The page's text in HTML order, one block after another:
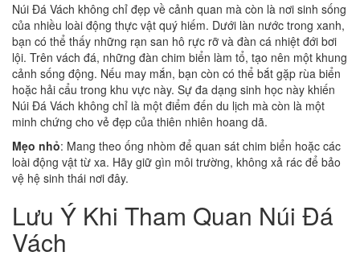
Núi Đá Vách không chỉ đẹp về cảnh quan mà còn là nơi sinh sống
của nhiều loài động thực vật quý hiếm. Dưới làn nước trong xanh,
bạn có thể thấy những rạn san hô rực rỡ và đàn cá nhiệt đới bơi
lội. Trên vách đá, những đàn chim biển làm tổ, tạo nên một khung
cảnh sống động. Nếu may mắn, bạn còn có thể bắt gặp rùa biển
hoặc hải cẩu trong khu vực này. Sự đa dạng sinh học này khiến
Núi Đá Vách không chỉ là một điểm đến du lịch mà còn là một
minh chứng cho vẻ đẹp của thiên nhiên hoang dã.
Mẹo nhỏ: Mang theo ống nhòm để quan sát chim biển hoặc các
loài động vật từ xa. Hãy giữ gìn môi trường, không xả rác để bảo
vệ hệ sinh thái nơi đây.
Lưu Ý Khi Tham Quan Núi Đá
Vách